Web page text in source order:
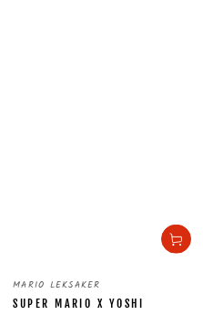
Säljare:
MARIO LEKSAKER
SUPER MARIO X YOSHI